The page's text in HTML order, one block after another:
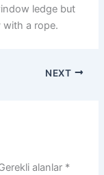
ledge but
a rope.
NEXT
alanlar *